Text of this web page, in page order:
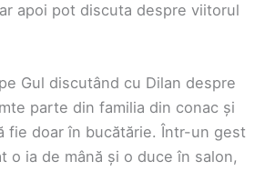
apoi pot discuta despre viitorul
Gul discutând cu Dilan despre
parte din familia din conac și
fie doar în bucătărie. Într-un gest
o ia de mână și o duce în salon,